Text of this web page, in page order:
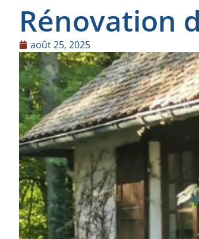
Rénovation
août 25, 2025